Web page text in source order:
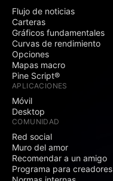
Flujo de noticias
Carteras
Gráficos fundamentales
Curvas de rendimiento
Opciones
Mapas macro
Pine Script®
APLICACIONES
Móvil
Desktop
COMUNIDAD
Red social
Muro del amor
Recomendar a un amigo
Programa para creadores